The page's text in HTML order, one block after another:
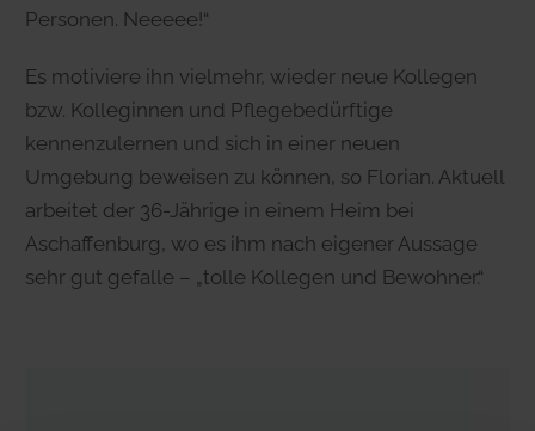
Personen. Neeeee!“
Es motiviere ihn vielmehr, wieder neue Kollegen
bzw. Kolleginnen und Pflegebedürftige
kennenzulernen und sich in einer neuen
Umgebung beweisen zu können, so Florian. Aktuell
arbeitet der 36-Jährige in einem Heim bei
Aschaffenburg, wo es ihm nach eigener Aussage
sehr gut gefalle – „tolle Kollegen und Bewohner.“